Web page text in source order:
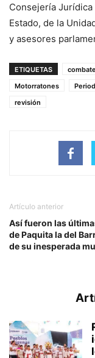
Consejería
Estado, de la
y asesores
ETIQUETAS combate
Motorratones
revisión
Artículo anterior
Así fueron las
de Paquita la del
de su inesperada